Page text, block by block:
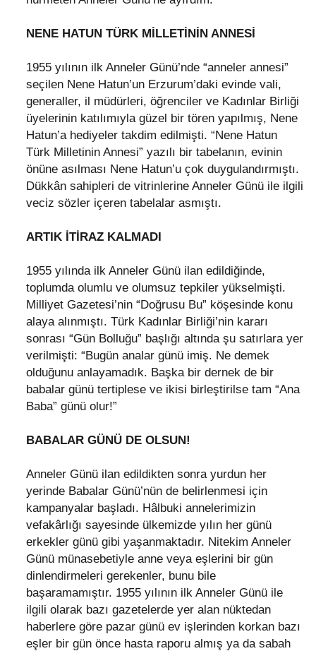
NENE HATUN TÜRK MİLLETİNİN ANNESİ
1955 yılının ilk Anneler Günü’nde “anneler annesi”
seçilen Nene Hatun’un Erzurum’daki evinde vali,
generaller, il müdürleri, öğrenciler ve Kadınlar Birliği
üyelerinin katılımıyla güzel bir tören yapılmış, Nene
Hatun’a hediyeler takdim edilmişti. “Nene Hatun
Türk Milletinin Annesi” yazılı bir tabelanın, evinin
önüne asılması Nene Hatun’u çok duygulandırmıştı.
Dükkân sahipleri de vitrinlerine Anneler Günü ile ilgili
veciz sözler içeren tabelalar asmıştı.
ARTIK İTİRAZ KALMADI
1955 yılında ilk Anneler Günü ilan edildiğinde,
toplumda olumlu ve olumsuz tepkiler yükselmişti.
Milliyet Gazetesi’nin “Doğrusu Bu” köşesinde konu
alaya alınmıştı. Türk Kadınlar Birliği’nin kararı
sonrası “Gün Bolluğu” başlığı altında şu satırlara yer
verilmişti: “Bugün analar günü imiş. Ne demek
olduğunu anlayamadık. Başka bir dernek de bir
babalar günü tertiplese ve ikisi birleştirilse tam “Ana
Baba” günü olur!”
BABALAR GÜNÜ DE OLSUN!
Anneler Günü ilan edildikten sonra yurdun her
yerinde Babalar Günü’nün de belirlenmesi için
kampanyalar başladı. Hâlbuki annelerimizin
vefakârlığı sayesinde ülkemizde yılın her günü
erkekler günü gibi yaşanmaktadır. Nitekim Anneler
Günü münasebetiyle anne veya eşlerini bir gün
dinlendirmeleri gerekenler, bunu bile
başaramamıştır. 1955 yılının ilk Anneler Günü ile
ilgili olarak bazı gazetelerde yer alan nüktedan
haberlere göre pazar günü ev işlerinden korkan bazı
eşler bir gün önce hasta raporu almış ya da sabah